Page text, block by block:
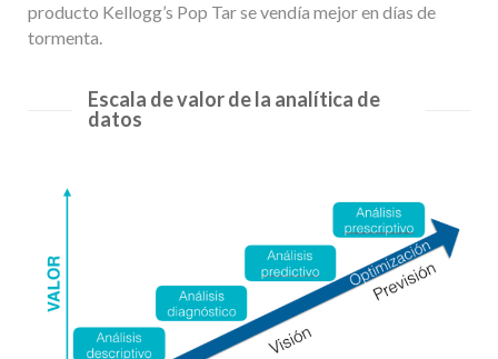
producto Kellogg’s Pop Tar se vendía mejor en días de
tormenta.
Escala de valor de la analítica de
datos